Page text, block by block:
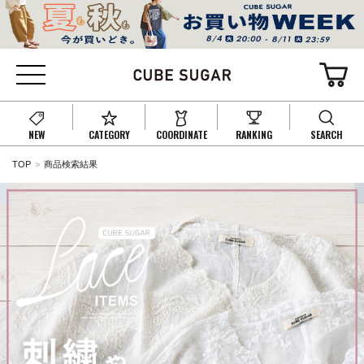
NEW CATEGORY COORDINATE RANKING SEARCH
TOP 商品検索結果